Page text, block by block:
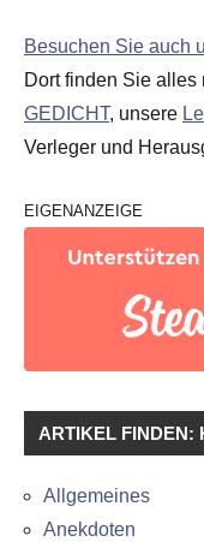
Besuchen Sie auch
Dort finden Sie
GEDICHT, unsere
Verleger und
EIGENANZEIGE
ARTIKEL FINDEN:
Allgemeines
Anekdoten